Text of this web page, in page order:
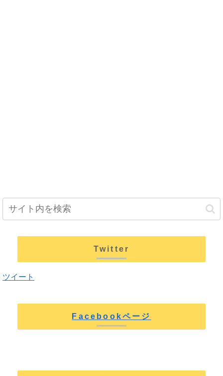
Twitter
ツイート
Facebookページ